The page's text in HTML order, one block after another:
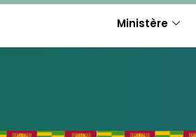
Ministère